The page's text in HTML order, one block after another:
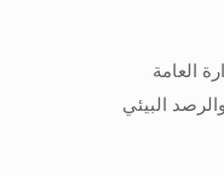
العامة
البيئي